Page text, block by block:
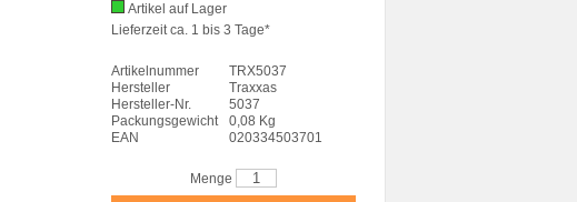
Artikel auf Lager
Lieferzeit ca. 1 bis 3 Tage*
Artikelnummer
TRX5037
Hersteller
Traxxas
Hersteller-Nr.
5037
Packungsgewicht
0,08 Kg
EAN
020334503701
Menge